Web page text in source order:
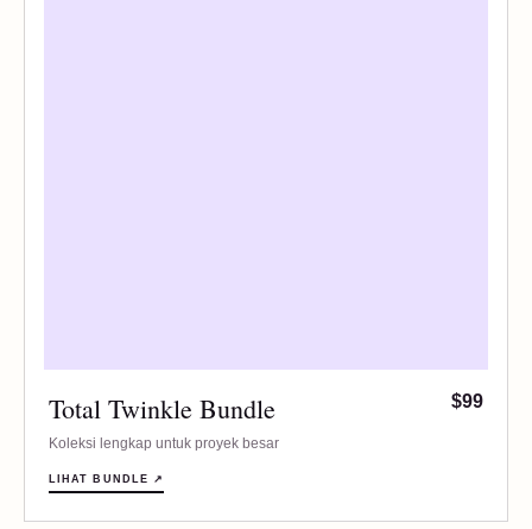
Total Twinkle Bundle
Koleksi lengkap untuk proyek besar
$99
LIHAT BUNDLE ↗